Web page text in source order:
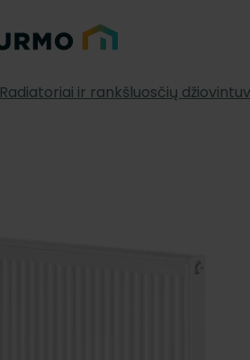
Radiatoriai ir rankšluosčių